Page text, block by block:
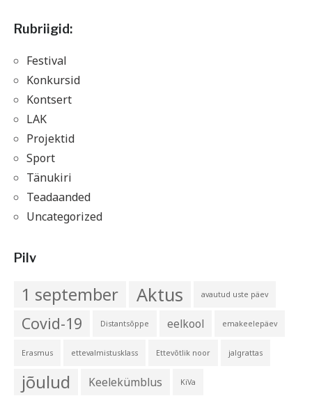
Rubriigid:
Festival
Konkursid
Kontsert
LAK
Projektid
Sport
Tänukiri
Teadaanded
Uncategorized
Pilv
1 september Aktus avautud uste päev
Covid-19 Distantsõppe eelkool emakeelepäev
Erasmus ettevalmistusklass Ettevõtlik noor jalgrattas
jõulud Keelekümblus KiVa